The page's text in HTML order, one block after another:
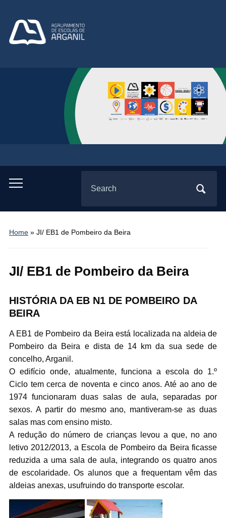
Toggle
menu
for:
Home» JI/ EB1 de Pombeiro da Beira
JI/ EB1 de Pombeiro da Beira
HISTÓRIA DA EB N1 DE POMBEIRO DA
BEIRA
A EB1 de Pombeiro da Beira está localizada na aldeia de
Pombeiro da Beira e dista de 14 km da sua sede de
concelho, Arganil.
O edifício onde, atualmente, funciona a escola do 1.º
Ciclo tem cerca de noventa e cinco anos. Até ao ano de
1974 funcionaram duas salas de aula, separadas por
sexos. A partir do mesmo ano, mantiveram-se as duas
salas mas com ensino misto.
A redução do número de crianças levou a que, no ano
letivo 2012/2013, a Escola de Pombeiro da Beira ficasse
reduzida a uma sala de aula, integrando os quatro anos
de escolaridade. Os alunos que a frequentam vêm das
aldeias anexas, usufruindo do transporte escolar.